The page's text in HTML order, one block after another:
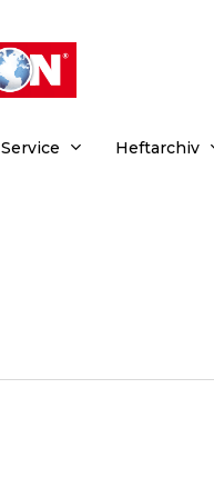
Service Heftarchiv